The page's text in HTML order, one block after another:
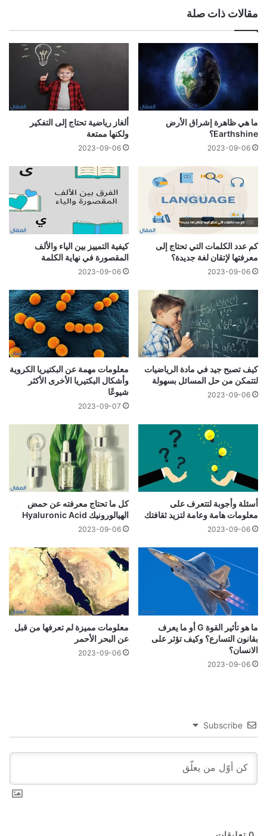
مقالات ذات صلة
ما هي ظاهرة إشراق الأرض
Earthshine؟
2023-09-06
ألغاز رياضية تحتاج إلى التفكير
ولكنها ممتعة
2023-09-06
كم عدد الكلمات التي تحتاج إلى
معرفتها لإتقان لغة جديدة؟
2023-09-06
كيفية التمييز بين الياء والألف
المقصورة في نهاية الكلمة
2023-09-06
كيف تصبح جيد في مادة الرياضيات
لتتمكن من حل المسائل بسهولة
2023-09-06
معلومات مهمة عن البكتيريا الكروية
وأشكال البكتيريا الأخرى الأكثر
شيوعًا
2023-09-07
أسئلة وأجوبة لتتعرف على
معلومات هامة وعامة لتزيد ثقافتك
2023-09-06
كل ما تحتاج معرفته عن حمض
الهيالورونيك Hyaluronic Acid
2023-09-06
ما هو تأثير القوة G أو ما يعرف
بقانون التسارع؟ وكيف تؤثر على
الانسان؟
2023-09-06
معلومات مميزة لم تعرفها من قبل
عن البحر الأحمر
2023-09-06
Subscribe